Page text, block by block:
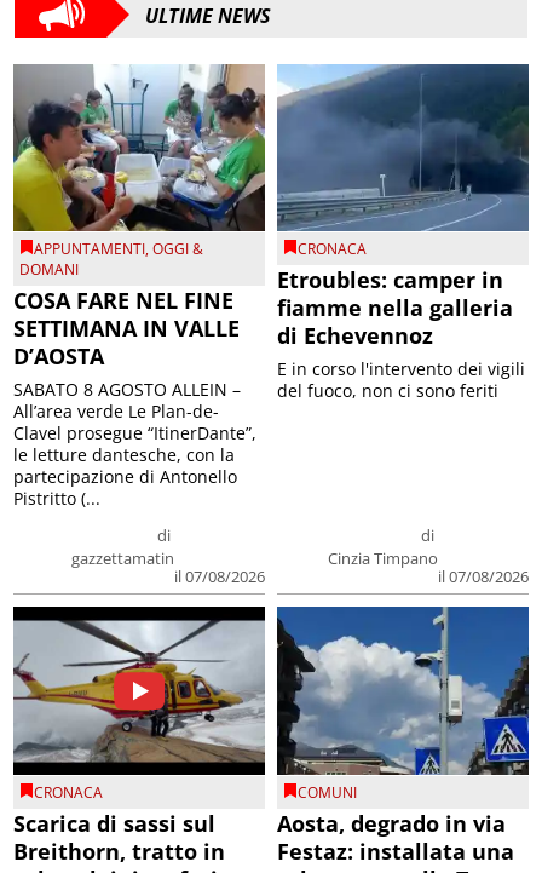
ULTIME NEWS
APPUNTAMENTI,OGGI &
DOMANI
COSA FARE NEL FINE
SETTIMANA IN VALLE
D’AOSTA
di
gazzettamatin
il 07/08/2026
SABATO 8 AGOSTO ALLEIN –
All’area verde Le Plan-de-
Clavel prosegue “ItinerDante”,
le letture dantesche, con la
partecipazione di Antonello
Pistritto (...
CRONACA
Etroubles: camper in
fiamme nella galleria
di Echevennoz
di
Cinzia Timpano
il 07/08/2026
E in corso l'intervento dei vigili
del fuoco, non ci sono feriti
CRONACA
Scarica di sassi sul
Breithorn, tratto in
COMUNI
Aosta, degrado in via
Festaz: installata una